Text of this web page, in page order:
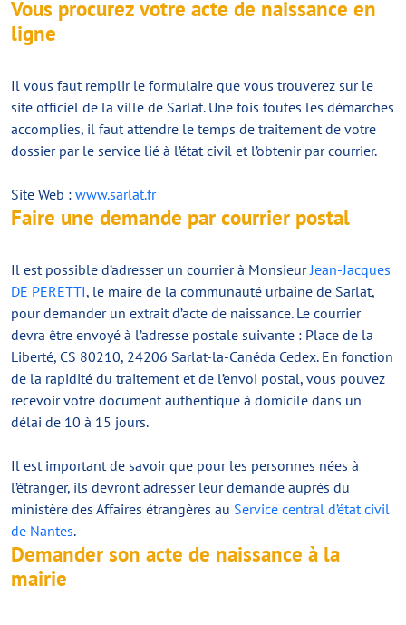
Vous procurez votre acte de naissance en
ligne
Il vous faut remplir le formulaire que vous trouverez sur le
site officiel de la ville de Sarlat. Une fois toutes les démarches
accomplies, il faut attendre le temps de traitement de votre
dossier par le service lié à l’état civil et l’obtenir par courrier.
Site Web : www.sarlat.fr
Faire une demande par courrier postal
Il est possible d’adresser un courrier à MonsieurJean-Jacques
DE PERETTI, le maire de la communauté urbaine de Sarlat,
pour demander un extrait d’acte de naissance. Le courrier
devra être envoyé à l’adresse postale suivante : Place de la
Liberté, CS 80210, 24206 Sarlat-la-Canéda Cedex. En fonction
de la rapidité du traitement et de l’envoi postal, vous pouvez
recevoir votre document authentique à domicile dans un
délai de 10 à 15 jours.
Il est important de savoir que pour les personnes nées à
l’étranger, ils devront adresser leur demande auprès du
ministère des Affaires étrangères au Service central d’état civil
de Nantes.
Demander son acte de naissance à la
mairie